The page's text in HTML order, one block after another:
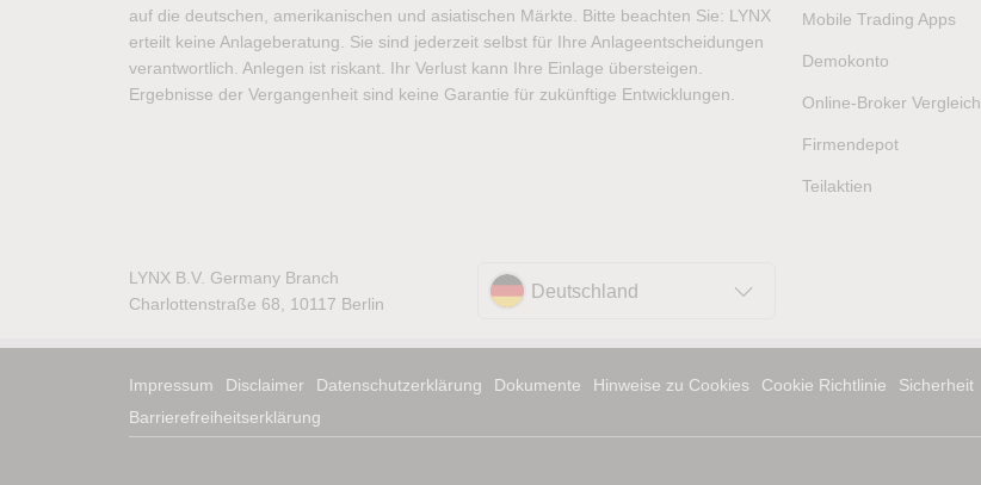
auf die deutschen, amerikanischen und asiatischen Märkte. Bitte beachten Sie: LYNX
erteilt keine Anlageberatung. Sie sind jederzeit selbst für Ihre Anlageentscheidungen
verantwortlich. Anlegen ist riskant. Ihr Verlust kann Ihre Einlage übersteigen.
Ergebnisse der Vergangenheit sind keine Garantie für zukünftige Entwicklungen.
Mobile Trading Apps
Demokonto
Online-Broker Vergleich
Firmendepot
Teilaktien
LYNX B.V. Germany Branch
Charlottenstraße 68, 10117 Berlin
Deutschland
Impressum Disclaimer Datenschutzerklärung Dokumente Hinweise zu Cookies Cookie Richtlinie Sicherheit
Barrierefreiheitserklärung